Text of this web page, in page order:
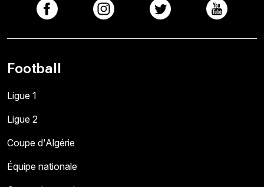
Football
Ligue 1
Ligue 2
Coupe d'Algérie
Équipe nationale